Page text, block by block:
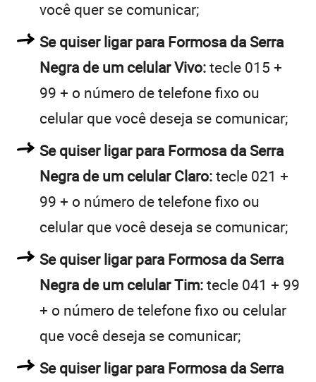
você quer se comunicar;
Se quiser ligar para Formosa da Serra
Negra de um celular Vivo:tecle 015 +
99 + o número de telefone fixo ou
celular que você deseja se comunicar;
Se quiser ligar para Formosa da Serra
Negra de um celular Claro:tecle 021 +
99 + o número de telefone fixo ou
celular que você deseja se comunicar;
Se quiser ligar para Formosa da Serra
Negra de um celular Tim:tecle 041 + 99
+ o número de telefone fixo ou celular
que você deseja se comunicar;
Se quiser ligar para Formosa da Serra